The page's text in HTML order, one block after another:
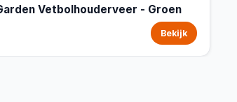
Vetbolhouderveer - Groen
Bekijk